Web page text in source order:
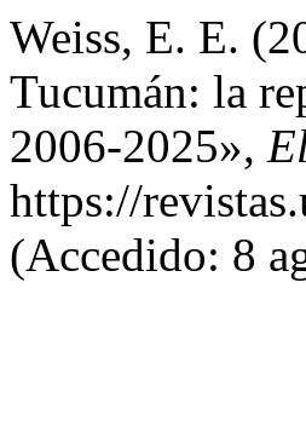
Weiss, E. E.
Tucumán: la
2006-2025»,
https://
(Accedido: 8